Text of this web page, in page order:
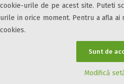
cookie-urile de pe acest site. Puteti
urile in orice moment. Pentru a afla
cookies.
Sunt de
Modifică
Accepta animale
Accepta voucher vacanta
Acces persoane cu dizabilități